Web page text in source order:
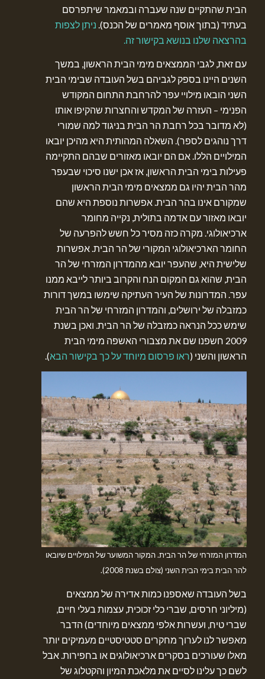
הבית שהתקיים שנה שעברה ובמאמר שיתפרסם
בעתיד (בתוך אוסף מאמרים של הכנס). ניתן לצפות
בהרצאה שלנו בנושא בקישור זה.
עם זאת, לגבי הממצאים מימי הבית הראשון, במשך
השנים היינו בספק לגביהם בשל העובדה שבימי הבית
השני הובאו מילויי עפר להרחבת התחום המקודש
הפנימי – העזרה של המקדש והחצרות שהקיפו אותו
(לא מדובר בכל רחבת הר הבית בניגוד למה שמורי
דרך נוהגים לספר). השאלה המהותית היא מהיכן יובאו
המילויים הללו. אם הם יובאו מאזורים שבהם התקיימה
פעילות בימי הבית הראשון, אז אכן ישנו סיכוי שבעפר
מהר הבית יהיו גם ממצאים מימי הבית הראשון
שמקורם אינו בהר הבית. אפשרות נוספת היא שהם
יובאו מאזור עם אדמה בתולית, נקייה מחומר
ארכיאולוגי. מקרה כזה מסיר כל חשש להפרעה של
החומר הארכיאולוגי המקורי של הר הבית. אפשרות
שלישית היא, שהעפר יובא מהמדרון המזרחי של הר
הבית, שהוא גם המקום הנח והקרוב ביותר לייבא ממנו
עפר. המדרונות של העיר העתיקה שימשו במשך דורות
כמזבלה של ירושלים, והמדרון המזרחי של הר הבית
שימש ככל הנראה כמזבלה של הר הבית. ואכן בשנת
2009 חשפנו שם את מצבורי האשפה מימי הבית
הראשון והשני (ראו פרסום מיוחד על כך בקישור הבא).
המדרון המזרחי של הר הבית. המקור המשוער של המילויים שיובאו
להר הבית בימי הבית השני (צולם בשנת 2008).
בשל העובדה שאספנו כמות אדירה של ממצאים
(מיליוני חרסים, שברי כלי זכוכית, עצמות בעלי חיים,
שברי טיח, ועשרות אלפי ממצאים מיוחדים) הדבר
מאפשר לנו לערוך מחקרים סטטיסטיים מעמיקים יותר
מאלו שעורכים בסקרים ארכיאולוגים או בחפירות. אבל
לשם כך עלינו לסיים את מלאכת המיון והקטלוג של